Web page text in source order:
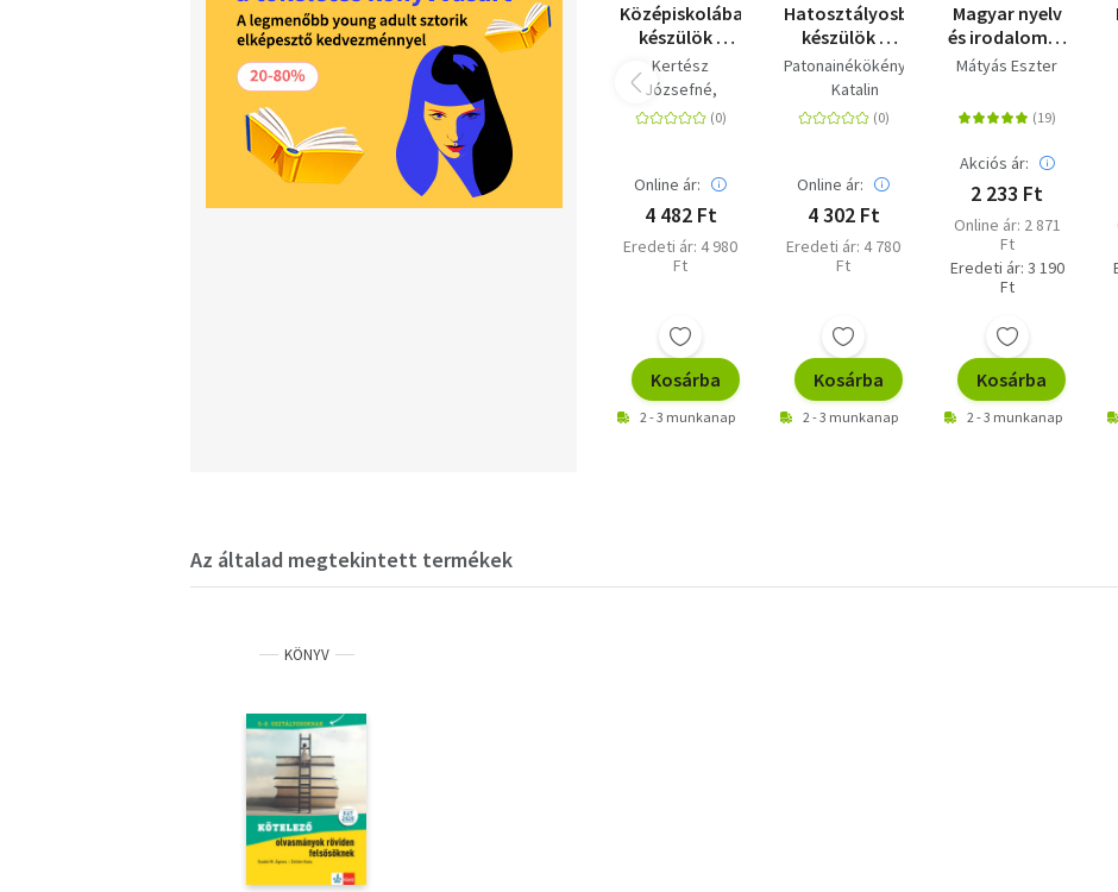
Középiskolába
készülök -
felvételi
felkészítő -
Magyar nyelv
és irodalom -
gyakorlat,
mintafeladatsorok
7-8. évfolyam
- MS-2385U
Kertész
Józsefné
Magonynéczink
Online ár:
4 482 Ft
Eredeti ár: 4 980
Ft
Kosárba
2 - 3 munkanap
Hatosztályosba
készülök -
Magyar nyelv
és irodalom -
Felvételi
felkészítő -
gyakorlat,
mintafeladatsorok
- 5-6. osztály
Patonainékökényesi
Katalin
Online ár:
4 302 Ft
Eredeti ár: 4 780
Ft
Kosárba
2 - 3 munkanap
Magyar nyelv
és irodalom 6.
-
6. osztályos
tanulóknak
Mátyás Eszter
Akciós ár:
2 233 Ft
Online ár: 2 871
Ft
Eredeti ár: 3 190
Ft
Kosárba
2 - 3 munkanap
Az általad megtekintett termékek
KÖNYV